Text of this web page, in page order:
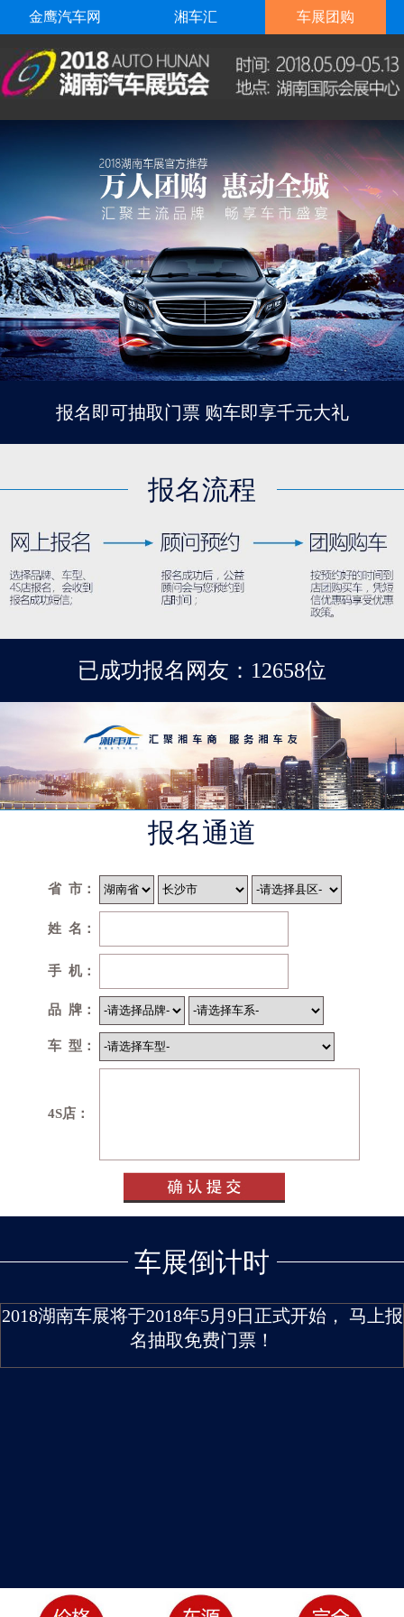
金鹰汽车网 湘车汇 车展团购
报名即可抽取门票 购车即享千元大礼
报名流程
已成功报名网友：12658位
报名通道
省 市：
姓 名：
手 机：
品 牌：
车 型：
4S店：
车展倒计时
2018湖南车展将于2018年5月9日正式开始， 马上报
名抽取免费门票！